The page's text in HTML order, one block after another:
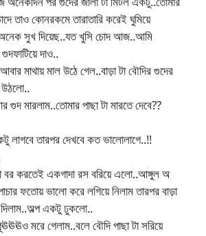
তাও কোনরকমে তারাতারি করেই ঘুমিয়ে
সুখ দিয়েছ..যত খুসি চোদ আজ..আমি
দাও..
মাথায় মাল উঠে গেল..বাড়া টা বৌদির গুদের
উঠলো..
মারলাম..তোমার পাছা টা মারতে দেবে??
লাগবে তারপর দেখবে কত ভালোলাগে..!!
বর করতেই একগাদা রস বরিয়ে এলো..আঙ্গুল অ
ফতোয় ভালো করে লগিয়ে নিলাম তারপর বাড়া
একটু ঢুকলো..
মরে গেলাম..বলে বৌদি পাছা টা সরিয়ে